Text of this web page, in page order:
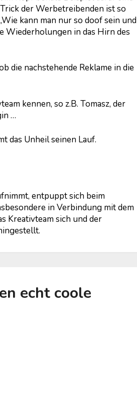
der Werbetreibenden ist so
kann man nur so doof sein und
Wiederholungen in das Hirn des
die nachstehende Reklame in die
kennen, so z.B. Tomasz, der
…
das Unheil seinen Lauf.
entpuppt sich beim
in Verbindung mit dem
Kreativteam sich und der
echt coole